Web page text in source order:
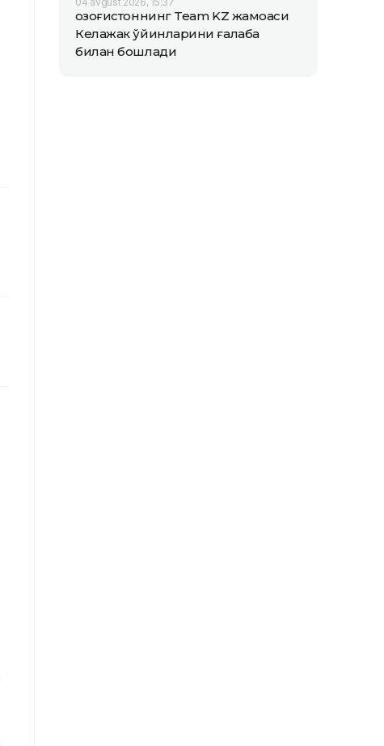
Қозоғистоннинг Team KZ жамоаси
Келажак ўйинларини ғалаба
билан бошлади